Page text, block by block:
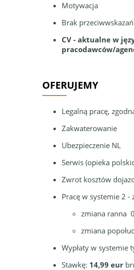
Motywacja
Brak
CV - aktualne w
pracodawców/
OFERUJEMY
Legalną pracę,
Zakwaterowanie
Ubezpieczenie NL
Serwis (opieka
Zwrot kosztów
Pracę w systemie 2
zmiana ranna
zmiana
Wypłaty w systemie
Stawkę: 14,99 eur